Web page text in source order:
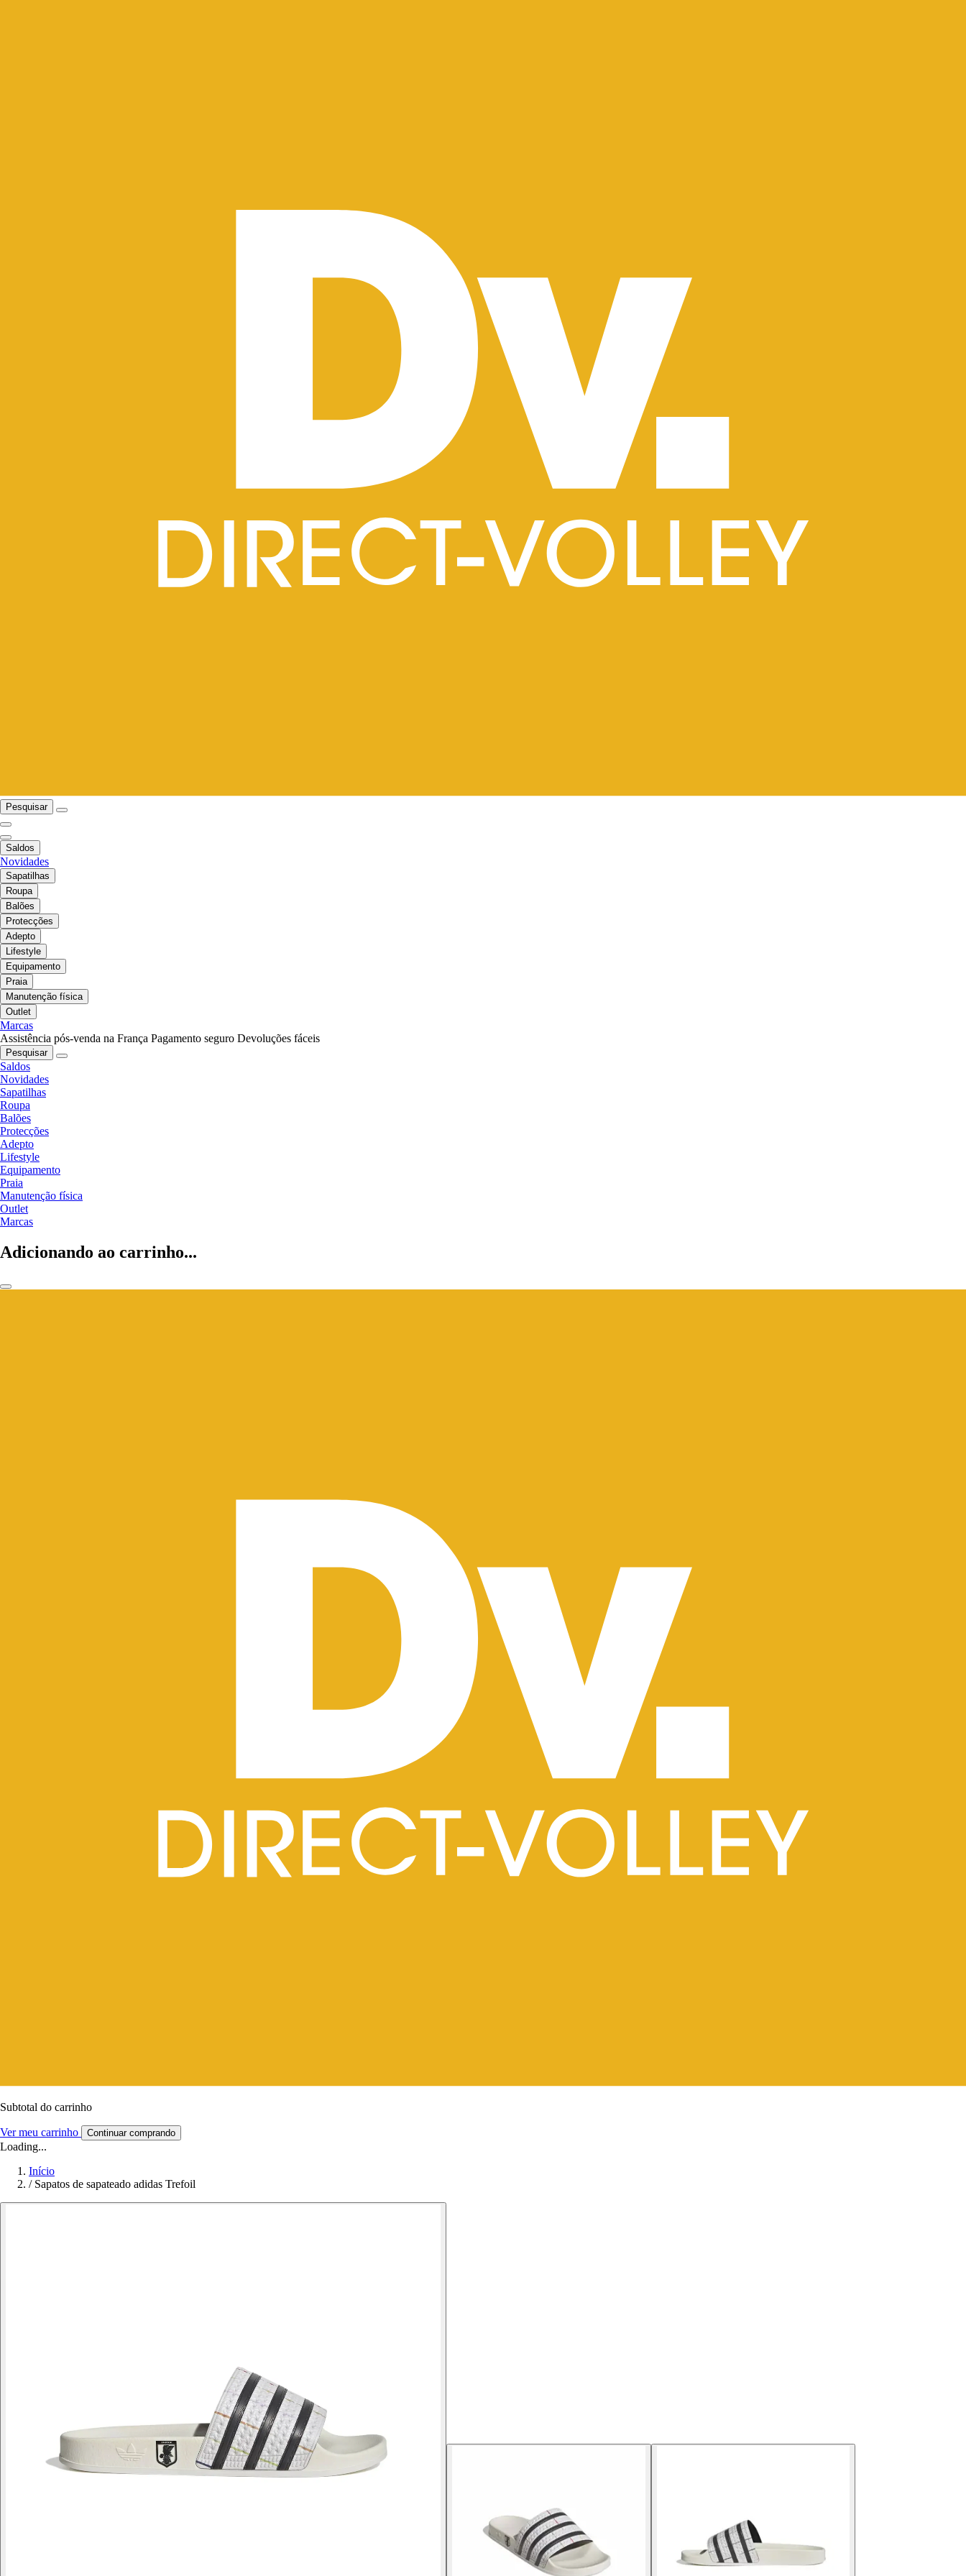
Pesquisar
Saldos
Novidades
Sapatilhas
Roupa
Balões
Protecções
Adepto
Lifestyle
Equipamento
Praia
Manutenção física
Outlet
Marcas
Assistência pós-venda na França Pagamento seguro Devoluções fáceis
Pesquisar
Saldos
Novidades
Sapatilhas
Roupa
Balões
Protecções
Adepto
Lifestyle
Equipamento
Praia
Manutenção física
Outlet
Marcas
Adicionando ao carrinho...
Subtotal do carrinho
Ver meu carrinho Continuar comprando
Loading...
Início
/ Sapatos de sapateado adidas Trefoil